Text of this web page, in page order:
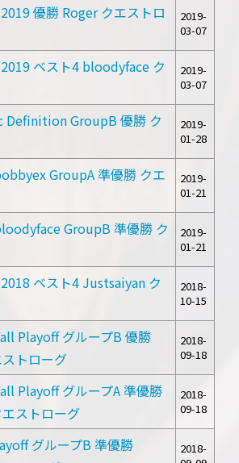
優勝 Roger クエストロ
2019-
03-07
ベスト4 bloodyface ク
2019-
03-07
Definition GroupB 優勝 ク
2019-
01-28
GroupA 準優勝 クエ
2019-
01-21
GroupB 準優勝 ク
2019-
01-21
ベスト4 Justsaiyan ク
2018-
10-15
Playoff グループB 優勝
トローグ
2018-
09-18
Playoff グループA 準優勝
ストローグ
2018-
09-18
グループB 準優勝
2018-